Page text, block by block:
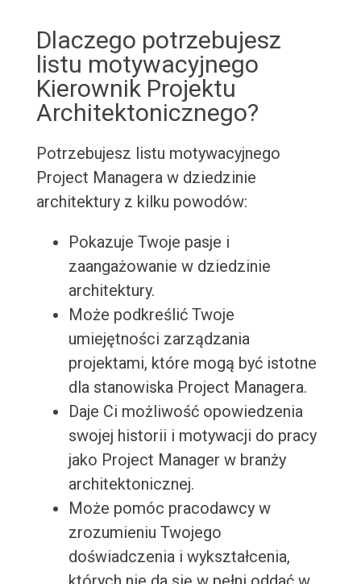
Dlaczego potrzebujesz
listu motywacyjnego
Kierownik Projektu
Architektonicznego?
Potrzebujesz listu motywacyjnego
Project Managera w dziedzinie
architektury z kilku powodów:
Pokazuje Twoje pasje i
zaangażowanie w dziedzinie
architektury.
Może podkreślić Twoje
umiejętności zarządzania
projektami, które mogą być istotne
dla stanowiska Project Managera.
Daje Ci możliwość opowiedzenia
swojej historii i motywacji do pracy
jako Project Manager w branży
architektonicznej.
Może pomóc pracodawcy w
zrozumieniu Twojego
doświadczenia i wykształcenia,